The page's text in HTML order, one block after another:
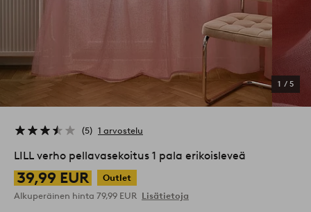
1 / 5
5 1 arvostelu
LILL verho pellavasekoitus 1 pala erikoisleveä
39,99 EUR
Outlet
Alkuperäinen hinta 79,99 EUR Lisätietoja